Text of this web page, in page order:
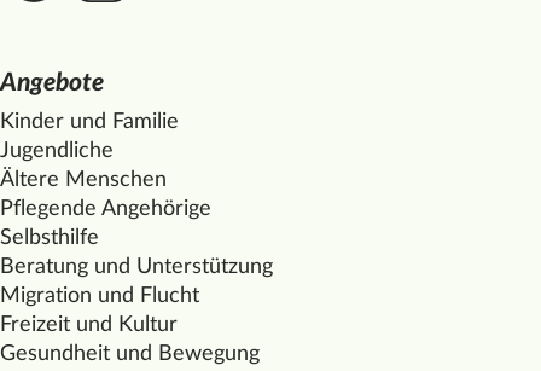
Angebote
Kinder und Familie
Jugendliche
Ältere Menschen
Pflegende Angehörige
Selbsthilfe
Beratung und Unterstützung
Migration und Flucht
Freizeit und Kultur
Gesundheit und Bewegung